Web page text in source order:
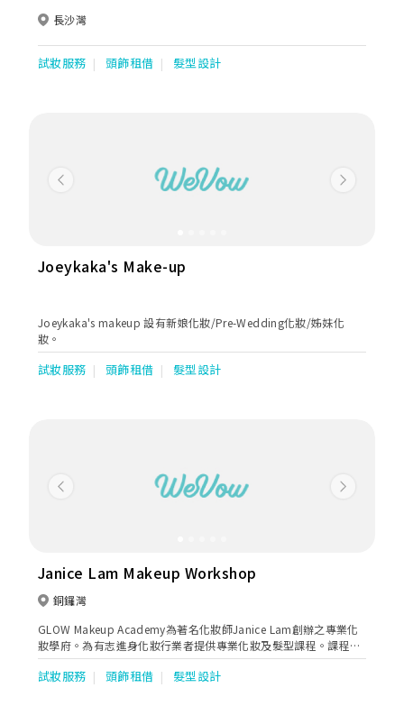
長沙灣
試妝服務 頭飾租借 髮型設計
Previous Next
Joeykaka's Make-up
Joeykaka's makeup 設有新娘化妝/Pre-Wedding化妝/姊妹化
妝。
試妝服務 頭飾租借 髮型設計
Previous Next
Janice Lam Makeup Workshop
銅鑼灣
GLOW Makeup Academy為著名化妝師Janice Lam創辦之專業化
妝學府。為有志進身化妝行業者提供專業化妝及髮型課程。課程獲
政府資歷架構認可及可申請持續進修基金，適合對化妝行業有興趣
的你。
試妝服務 頭飾租借 髮型設計